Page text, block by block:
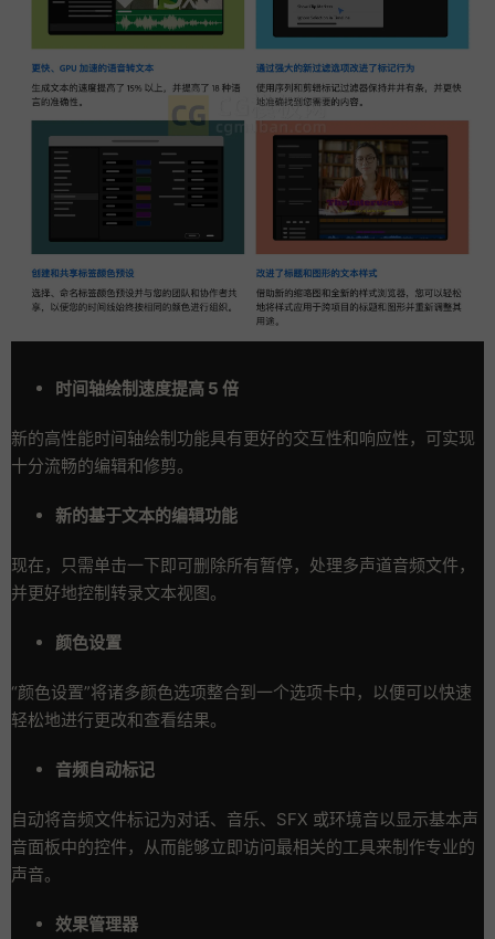
时间轴绘制速度提高 5 倍
新的高性能时间轴绘制功能具有更好的交互性和响应性，可实现
十分流畅的编辑和修剪。
新的基于文本的编辑功能
现在，只需单击一下即可删除所有暂停，处理多声道音频文件，
并更好地控制转录文本视图。
颜色设置
“颜色设置”将诸多颜色选项整合到一个选项卡中，以便可以快速
轻松地进行更改和查看结果。
音频自动标记
自动将音频文件标记为对话、音乐、SFX 或环境音以显示基本声
音面板中的控件，从而能够立即访问最相关的工具来制作专业的
声音。
效果管理器